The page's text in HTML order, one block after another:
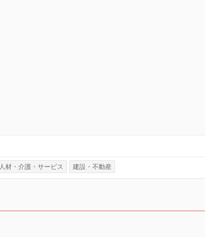
人材・介護・サービス 建設・不動産